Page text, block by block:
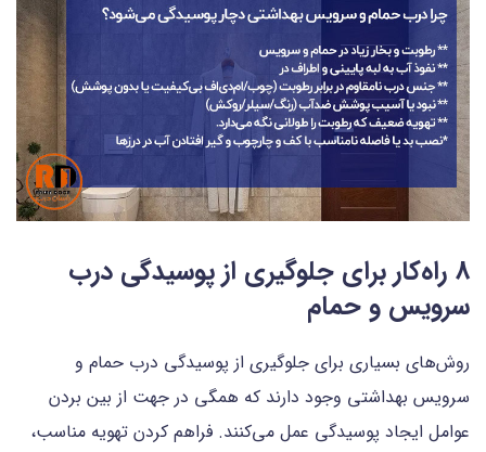
8 راه‌کار برای جلوگیری از پوسیدگی درب
سرویس و حمام
روش‌های بسیاری برای جلوگیری از پوسیدگی درب حمام و
سرویس بهداشتی وجود دارند که همگی در جهت از بین بردن
عوامل ایجاد پوسیدگی عمل می‌کنند. فراهم کردن تهویه مناسب،